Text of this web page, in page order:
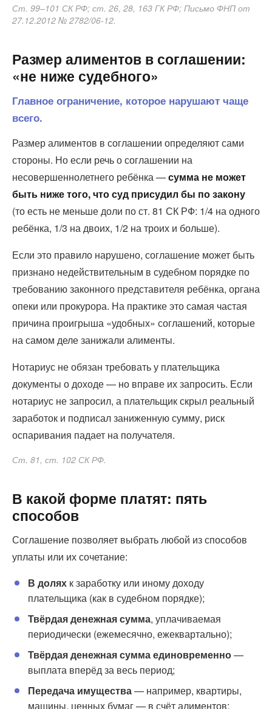
Ст. 99–101 СК РФ; ст. 26, 28, 163 ГК РФ; Письмо ФНП от
27.12.2012 № 2782/06-12.
Размер алиментов в соглашении:
«не ниже судебного»
Главное ограничение, которое нарушают чаще
всего.
Размер алиментов в соглашении определяют сами
стороны. Но если речь о соглашении на
несовершеннолетнего ребёнка —сумма не может
быть ниже того, что суд присудил бы по закону
(то есть не меньше доли по ст. 81 СК РФ: 1/4 на одного
ребёнка, 1/3 на двоих, 1/2 на троих и больше).
Если это правило нарушено, соглашение может быть
признано недействительным в судебном порядке по
требованию законного представителя ребёнка, органа
опеки или прокурора. На практике это самая частая
причина проигрыша «удобных» соглашений, которые
на самом деле занижали алименты.
Нотариус не обязан требовать у плательщика
документы о доходе — но вправе их запросить. Если
нотариус не запросил, а плательщик скрыл реальный
заработок и подписал заниженную сумму, риск
оспаривания падает на получателя.
Ст. 81, ст. 102 СК РФ.
В какой форме платят: пять
способов
Соглашение позволяет выбрать любой из способов
уплаты или их сочетание:
В долях к заработку или иному доходу
плательщика (как в судебном порядке);
Твёрдая денежная сумма, уплачиваемая
периодически (ежемесячно, ежеквартально);
Твёрдая денежная сумма единовременно—
выплата вперёд за весь период;
Передача имущества— например, квартиры,
машины, ценных бумаг — в счёт алиментов;